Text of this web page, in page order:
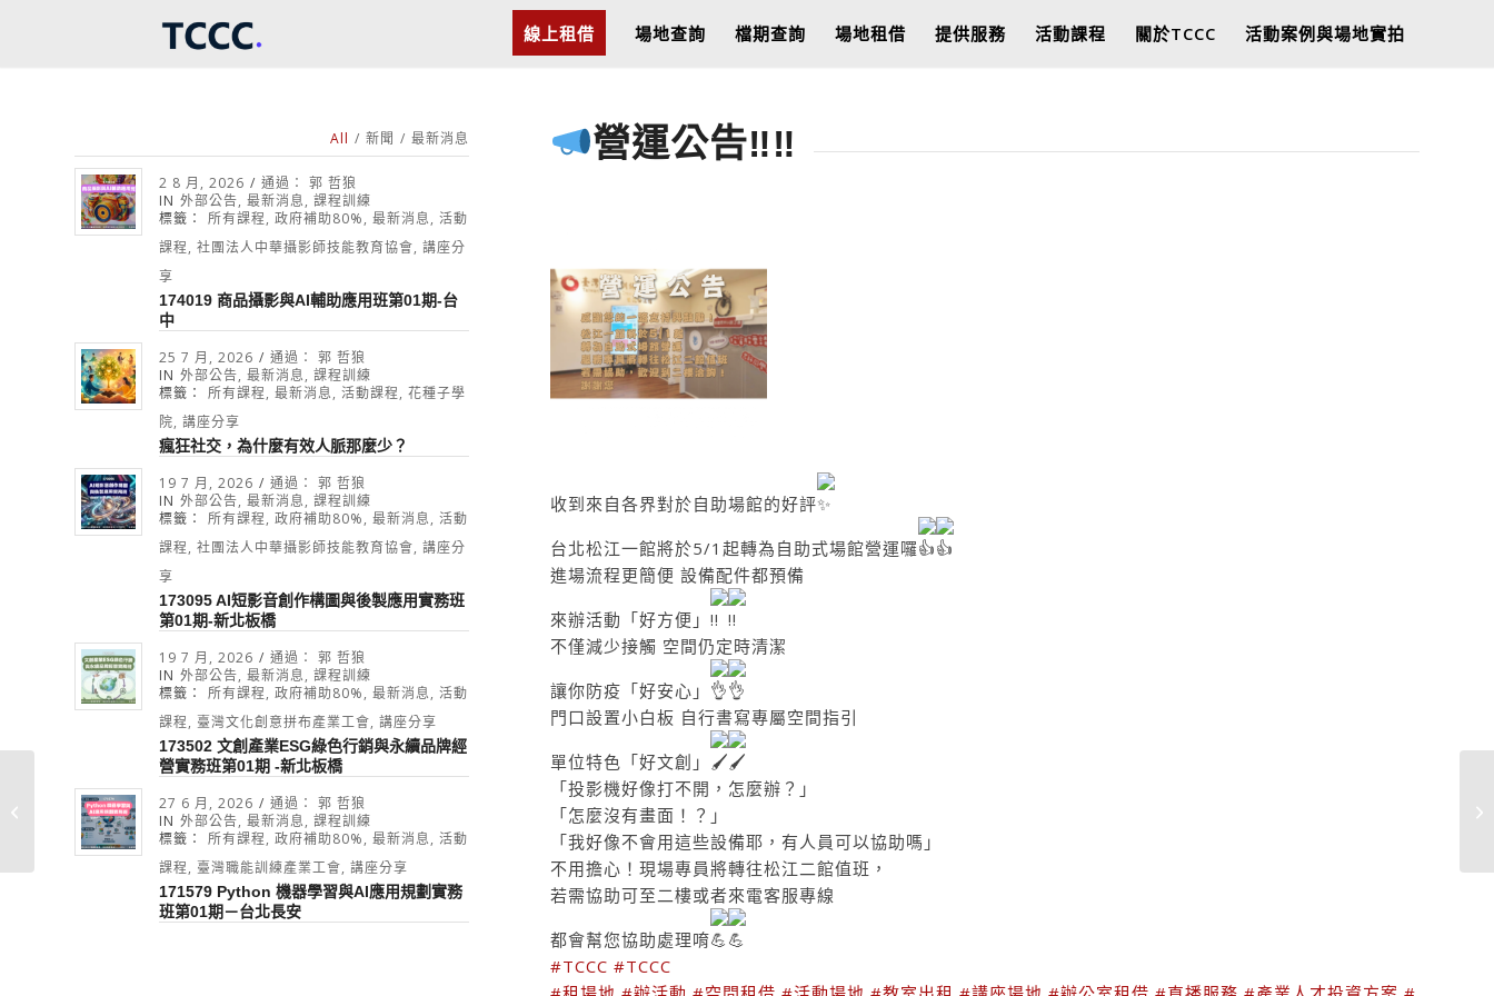
線上租借 場地查詢 檔期查詢 場地租借 提供服務 活動課程 關於TCCC 活動案例與場地實拍
All / 新聞 / 最新消息
2 8 月, 2026 / 通過： 郭 哲狼
IN 外部公告, 最新消息, 課程訓練
標籤：
所有課程, 政府補助80%, 最新消息, 活動
課程, 社團法人中華攝影師技能教育協會, 講座分
享
174019 商品攝影與AI輔助應用班第01期-台
中
25 7 月, 2026 / 通過： 郭 哲狼
IN 外部公告, 最新消息, 課程訓練
標籤：
所有課程, 最新消息, 活動課程, 花種子學
院, 講座分享
瘋狂社交，為什麼有效人脈那麼少？
19 7 月, 2026 / 通過： 郭 哲狼
IN 外部公告, 最新消息, 課程訓練
標籤：
所有課程, 政府補助80%, 最新消息, 活動
課程, 社團法人中華攝影師技能教育協會, 講座分
享
173095 AI短影音創作構圖與後製應用實務班
第01期-新北板橋
19 7 月, 2026 / 通過： 郭 哲狼
IN 外部公告, 最新消息, 課程訓練
標籤：
所有課程, 政府補助80%, 最新消息, 活動
課程, 臺灣文化創意拼布產業工會, 講座分享
173502 文創產業ESG綠色行銷與永續品牌經
營實務班第01期 -新北板橋
27 6 月, 2026 / 通過： 郭 哲狼
IN 外部公告, 最新消息, 課程訓練
標籤：
所有課程, 政府補助80%, 最新消息, 活動
課程, 臺灣職能訓練產業工會, 講座分享
171579 Python 機器學習與AI應用規劃實務
班第01期－台北長安
營運公告‼‼
收到來自各界對於自助場館的好評
台北松江一館將於5/1起轉為自助式場館營運囉
進場流程更簡便 設備配件都預備
來辦活動「好方便」
不僅減少接觸 空間仍定時清潔
讓你防疫「好安心」
門口設置小白板 自行書寫專屬空間指引
單位特色「好文創」
「投影機好像打不開，怎麼辦？」
「怎麼沒有畫面！？」
「我好像不會用這些設備耶，有人員可以協助嗎」
不用擔心！現場專員將轉往松江二館值班，
若需協助可至二樓或者來電客服專線
都會幫您協助處理唷
#TCCC #TCCC
受保護的內容: 20220401 公告